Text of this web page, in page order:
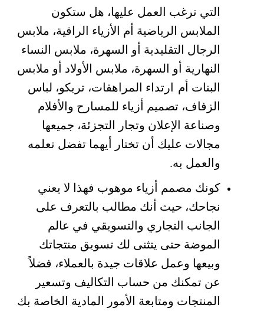
التي ترغب العمل عليها، هل ستكون
الملابس الرياضية أم الأزياء الراقية، ملابس
الرجال التقليدية أو السهرة، ملابس النساء
النهارية أو السهرة، ملابس الأولاد أو ملابس
البنات أم ارتداء المراهقات، تريكو، لباس
الزفاف، تصميم أزياء للمسارح والأفلام
وصناعة الإعلان وتجار التجزئة، جميعها
مجالات عليك أن تختار أيهما تفضل تعلمه
والعمل به.
كونك مصمم أزياء موهوب فهذا لا يعني
نجاحك، حيث أنك مطالب بالتعرف على
الجانب التجاري والتسويقي في عالم
الموضة حتى يتثنى لك تسويق منتجاتك
وبيعها وعمل علاقات جيدة بالعملاء، فضلاً
عن تمكنك من حساب التكاليف وتسعير
المنتجات ومتابعة الأمور المادية الخاصة بك